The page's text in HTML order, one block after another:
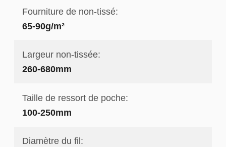
Fourniture de non-tissé:
65-90g/m²
Largeur non-tissée:
260-680mm
Taille de ressort de poche:
100-250mm
Diamètre du fil: